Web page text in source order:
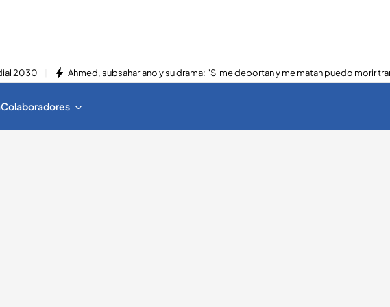
2030 Ahmed, subsahariano y su drama: "Si me deportan y me matan puedo morir
Colaboradores